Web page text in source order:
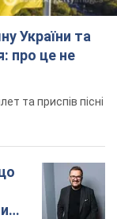
України та
про це не
та приспів пісні